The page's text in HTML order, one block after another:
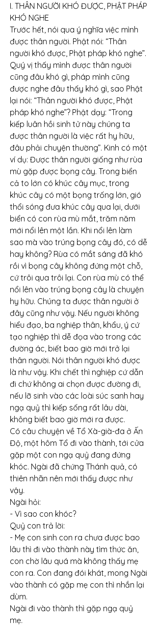
I. THÂN NGƯỜI KHÓ ĐƯỢC, PHẬT PHÁP
KHÓ NGHE
Trước hết, nói qua ý nghĩa việc mình
được thân người. Phật nói: “Thân
người khó được, Phật pháp khó nghe”.
Quý vị thấy mình được thân người
cũng đâu khó gì, pháp mình cũng
được nghe đâu thấy khó gì, sao Phật
lại nói: “Thân người khó được, Phật
pháp khó nghe”? Phật dạy: “Trong
kiếp luân hồi sinh tử này chúng ta
được thân người là việc rất hy hữu,
đâu phải chuyện thường”. Kinh có một
ví dụ: Được thân người giống như rùa
mù gặp được bọng cây. Trong biển
cả to lớn có khúc cây mục, trong
khúc cây có một bọng trống lớn, gió
thổi sóng đưa khúc cây qua lại, dưới
biển có con rùa mù mắt, trăm năm
mới nổi lên một lần. Khi nổi lên làm
sao mà vào trúng bọng cây đó, có dễ
hay không? Rùa có mắt sáng đã khó
rồi vì bọng cây không đứng một chỗ,
cứ trôi qua trôi lại. Con rùa mù có thể
nổi lên vào trúng bọng cây là chuyện
hy hữu. Chúng ta được thân người ở
đây cũng như vậy. Nếu người không
hiểu đạo, ba nghiệp thân, khẩu, ý cứ
tạo nghiệp thì dễ đọa vào trong các
đường ác, biết bao giờ mới trở lại
thân người. Nói thân người khó được
là như vậy. Khi chết thì nghiệp cứ dẫn
đi chứ không ai chọn được đường đi,
nếu lỡ sinh vào các loài súc sanh hay
ngạ quỷ thì kiếp sống rất lâu dài,
không biết bao giờ mới ra được.
Có câu chuyện về Tổ Xà-già-đa ở Ấn
Độ, một hôm Tổ đi vào thành, tới cửa
gặp một con ngạ quỷ đang đứng
khóc. Ngài đã chứng Thánh quả, có
thiên nhãn nên mới thấy được như
vậy.
Ngài hỏi:
- Vì sao con khóc?
Quỷ con trả lời:
- Mẹ con sinh con ra chưa được bao
lâu thì đi vào thành này tìm thức ăn,
con chờ lâu quá mà không thấy mẹ
con ra. Con đang đói khát, mong Ngài
vào thành có gặp mẹ con thì nhắn lại
dùm.
Ngài đi vào thành thì gặp ngạ quỷ
mẹ.